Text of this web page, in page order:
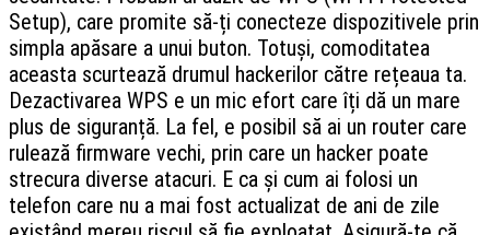
Setup), care promite să-ți conecteze dispozitivele prin
simpla apăsare a unui buton. Totuși, comoditatea
aceasta scurtează drumul hackerilor către rețeaua ta.
Dezactivarea WPS e un mic efort care îți dă un mare
plus de siguranță. La fel, e posibil să ai un router care
rulează firmware vechi, prin care un hacker poate
strecura diverse atacuri. E ca și cum ai folosi un
telefon care nu a mai fost actualizat de ani de zile